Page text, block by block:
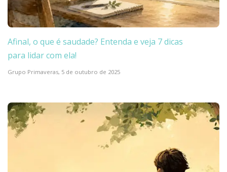
Afinal, o que é saudade? Entenda e veja 7 dicas
para lidar com ela!
Grupo Primaveras, 5 de outubro de 2025